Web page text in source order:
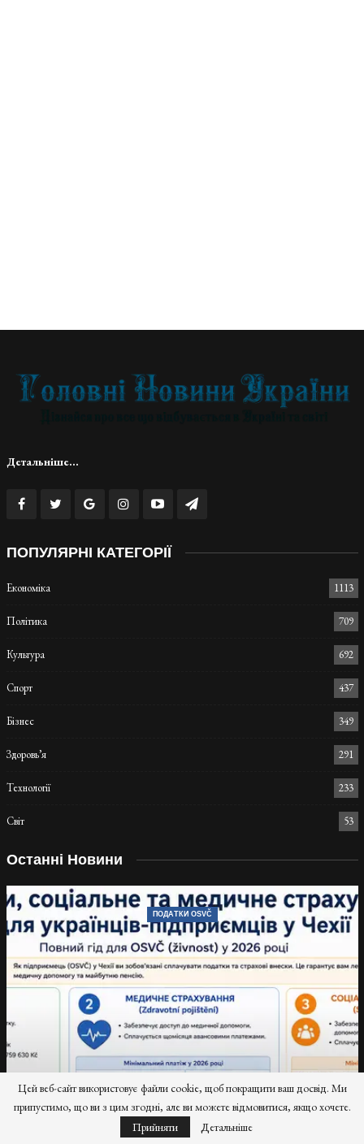
Детальніше...
ПОПУЛЯРНІ КАТЕГОРІЇ
Економіка 1113
Політика 709
Культура 692
Спорт 437
Бізнес 349
Здоровь’я 291
Технології 233
Світ 53
Останні Новини
ПОДАТКИ OSVČ
Цей веб-сайт використовує файли cookie, щоб покращити ваш досвід. Ми
припустимо, що ви з цим згодні, але ви можете відмовитися, якщо хочете.
Прийняти
Детальніше